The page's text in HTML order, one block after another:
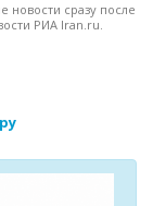
новости сразу после
РИА Iran.ru.